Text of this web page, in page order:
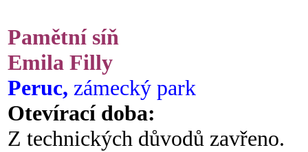
Pamětní síň
Emila Filly
Peruc, zámecký park
Otevírací doba:
Z technických důvodů zavřeno.